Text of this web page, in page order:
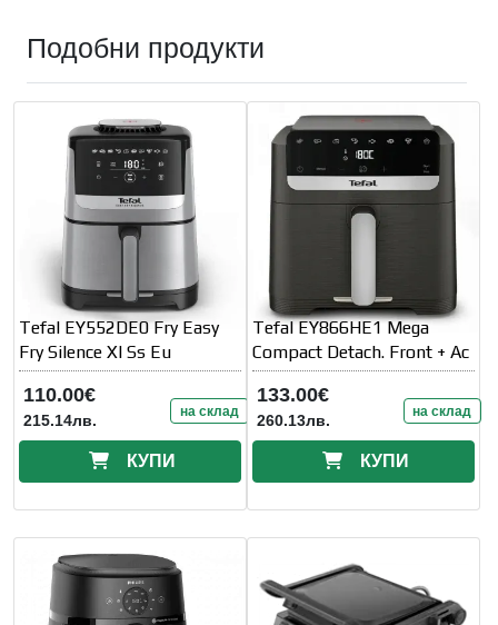
Подобни продукти
Tefal EY552DE0 Fry Easy
Fry Silence Xl Ss Eu
110.00€
215.14лв. на склад
КУПИ
Tefal EY866HE1 Mega
Compact Detach. Front + Ac
133.00€
260.13лв. на склад
КУПИ